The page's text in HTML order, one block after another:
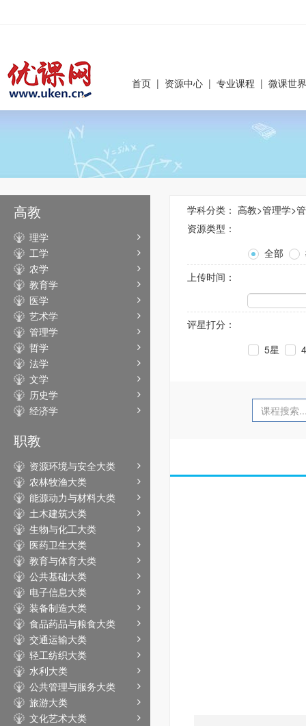
首页 | 资源中心 | 专业课程 | 微课世界
高教
理学
工学
农学
教育学
医学
艺术学
管理学
哲学
法学
文学
历史学
经济学
职教
资源环境与安全大类
农林牧渔大类
能源动力与材料大类
土木建筑大类
生物与化工大类
医药卫生大类
教育与体育大类
公共基础大类
电子信息大类
装备制造大类
食品药品与粮食大类
交通运输大类
轻工纺织大类
水利大类
公共管理与服务大类
旅游大类
文化艺术大类
学科分类： 高教>管理学>
资源类型：
全部
上传时间：
评星打分：
5星